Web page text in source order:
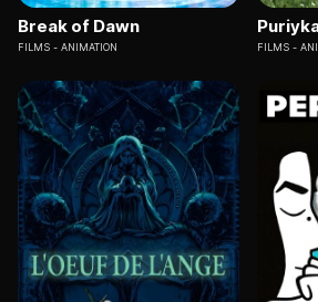
Break of Dawn
FILMS ANIMATION FILMS